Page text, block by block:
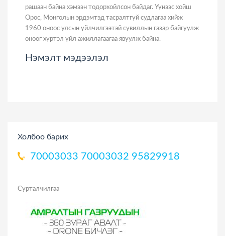
рашаан байна хэмээн тодорхойлсон байдаг. Үүнээс хойш
Орос, Монголын эрдэмтэд тасралтгүй судлагаа хийж
1960 оноос улсын үйлчилгээтэй сувиллын газар байгуулж
өнөөг хүртэл үйл ажиллагаагаа явуулж байна.
Нэмэлт мэдээлэл
Холбоо барих
70003033 70003032 95829918
Сурталчилгаа